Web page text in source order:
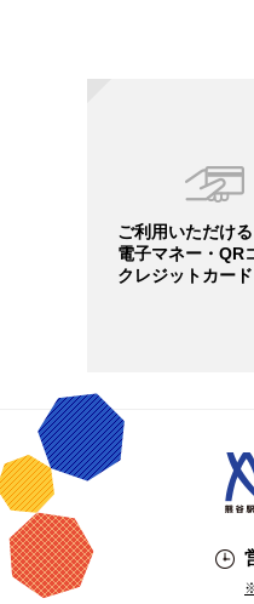
ご利用いただける
電子マネー・QR
クレジットカード